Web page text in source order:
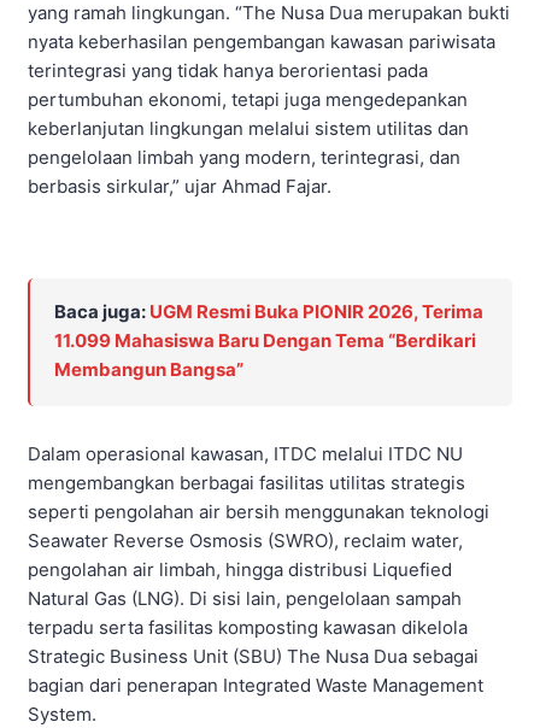
yang ramah lingkungan. “The Nusa Dua merupakan bukti
nyata keberhasilan pengembangan kawasan pariwisata
terintegrasi yang tidak hanya berorientasi pada
pertumbuhan ekonomi, tetapi juga mengedepankan
keberlanjutan lingkungan melalui sistem utilitas dan
pengelolaan limbah yang modern, terintegrasi, dan
berbasis sirkular,” ujar Ahmad Fajar.
Baca juga: UGM Resmi Buka PIONIR 2026, Terima
11.099 Mahasiswa Baru Dengan Tema “Berdikari
Membangun Bangsa”
Dalam operasional kawasan, ITDC melalui ITDC NU
mengembangkan berbagai fasilitas utilitas strategis
seperti pengolahan air bersih menggunakan teknologi
Seawater Reverse Osmosis (SWRO), reclaim water,
pengolahan air limbah, hingga distribusi Liquefied
Natural Gas (LNG). Di sisi lain, pengelolaan sampah
terpadu serta fasilitas komposting kawasan dikelola
Strategic Business Unit (SBU) The Nusa Dua sebagai
bagian dari penerapan Integrated Waste Management
System.